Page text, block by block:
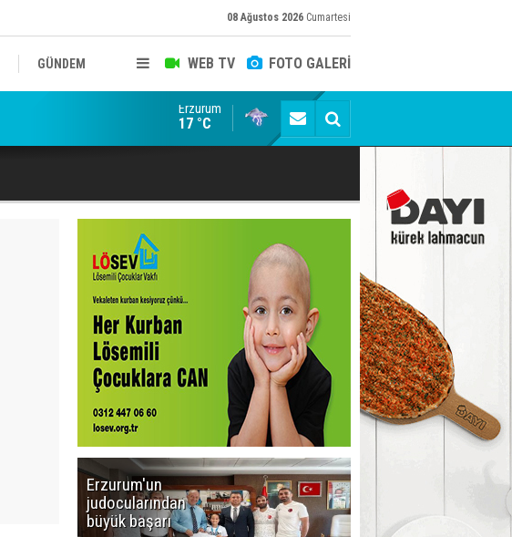
08 Ağustos 2026 Cumartesi
WEB TV FOTO GALERİ
GÜNDEM
Konuşanlar'a katıldı, söyledikleri başına iş açtı!
Erzurum
17 °C
Erzurum'un
judocularından
büyük başarı